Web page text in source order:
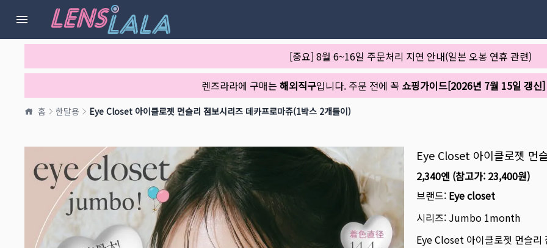
[중요] 8월 6~16일 주문처리 지연 안내(일본 오봉 연휴 관련)
렌즈라라에 구매는 해외직구입니다. 주문 전에 꼭 쇼핑가이드[2026년 7월 15일 갱신]
홈 한달용 Eye Closet 아이클로젯 먼슬리 점보시리즈 데카프로마쥬(1박스 2개들이)
Eye Closet 아이클로젯 먼
2,340엔 (참고가: 23,400원)
브랜드: Eye closet
시리즈: Jumbo 1month
Eye Closet 아이클로젯 먼슬리